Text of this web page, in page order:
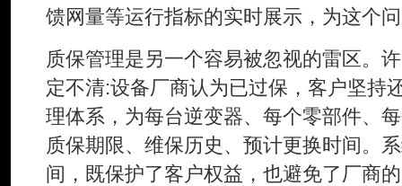
馈网量等运行指标的实时展示，为这个
质保管理是另一个容易被忽视的雷区。
定不清:设备厂商认为已过保，客户坚持
理体系，为每台逆变器、每个零部件、
质保期限、维保历史、预计更换时间。
间，既保护了客户权益，也避免了厂商